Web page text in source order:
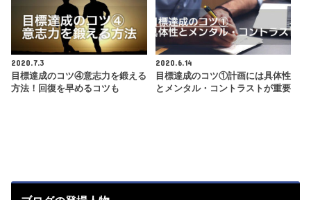
2020.7.3
目標達成のコツ④意志力を鍛える
方法！回復を早めるコツも
2020.6.14
目標達成のコツ①計画には具体性
とメンタル・コントラストが重要